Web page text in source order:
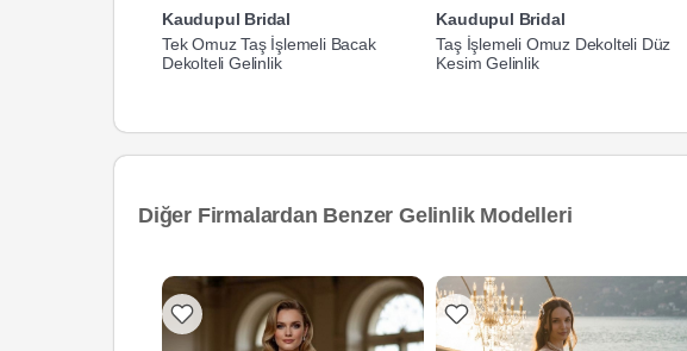
Kaudupul Bridal
Tek Omuz Taş İşlemeli Bacak
Dekolteli Gelinlik
Kaudupul Bridal
Taş İşlemeli Omuz Dekolteli Düz
Kesim Gelinlik
Diğer Firmalardan Benzer Gelinlik Modelleri